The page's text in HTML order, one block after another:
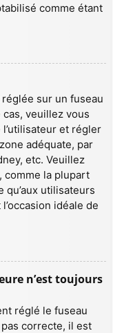
comme étant
sur un fuseau
veuillez vous
et régler
adéquate, par
etc. Veuillez
comme la plupart
qu’aux utilisateurs
idéale de
n’est toujours
réglé le fuseau
pas correcte, il est